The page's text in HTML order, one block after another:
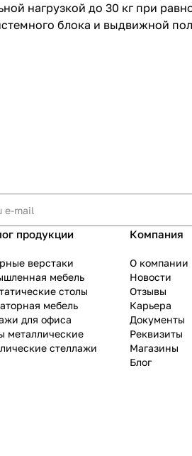
нагрузкой до 30 кг при
блока и выдвижной
продукции
верстаки
мебель
столы
мебель
для офиса
металлические
стеллажи
Компания
О компании
Новости
Отзывы
Карьера
Документы
Реквизиты
Магазины
Блог